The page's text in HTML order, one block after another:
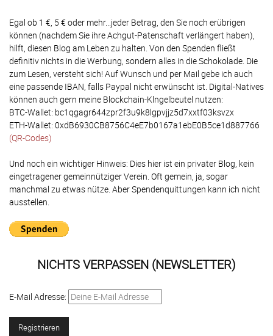
Egal ob 1 €, 5 € oder mehr...jeder Betrag, den Sie noch erübrigen
können (nachdem Sie ihre Achgut-Patenschaft verlängert haben),
hilft, diesen Blog am Leben zu halten. Von den Spenden fließt
definitiv nichts in die Werbung, sondern alles in die Schokolade. Die
zum Lesen, versteht sich! Auf Wunsch und per Mail gebe ich auch
eine passende IBAN, falls Paypal nicht erwünscht ist. Digital-Natives
können auch gern meine Blockchain-Klngelbeutel nutzen:
BTC-Wallet: bc1qgagr644zpr2f3u9k8lgpvjjz5d7xxtf03ksvzx
ETH-Wallet: 0xdB6930CB8756C4eE7b0167a1ebE0B5ce1d887766
(QR-Codes)
Und noch ein wichtiger Hinweis: Dies hier ist ein privater Blog, kein
eingetragener gemeinnütziger Verein. Oft gemein, ja, sogar
manchmal zu etwas nütze. Aber Spendenquittungen kann ich nicht
ausstellen.
NICHTS VERPASSEN (NEWSLETTER)
E-Mail Adresse: